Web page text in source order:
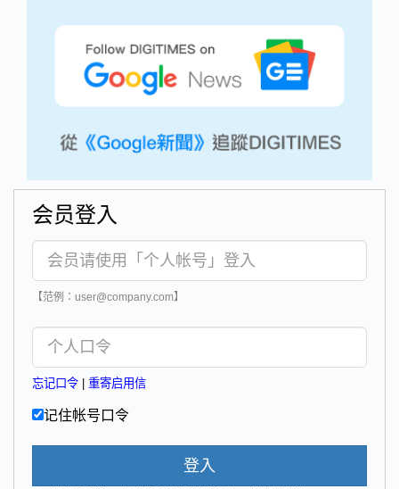
会员登入
【范例：user@company.com】
忘记口令 重寄启用信
记住帐号口令
登入